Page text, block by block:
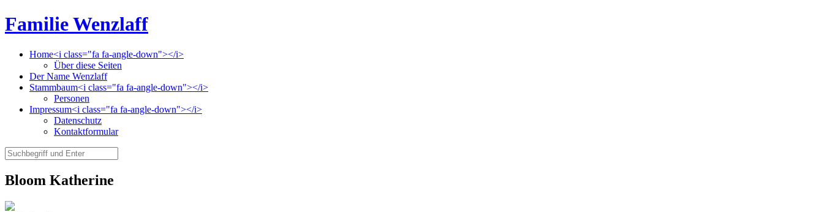
Familie Wenzlaff
Home<i class="fa fa-angle-down"></i>
Über diese Seiten
Der Name Wenzlaff
Stammbaum<i class="fa fa-angle-down"></i>
Personen
Impressum<i class="fa fa-angle-down"></i>
Datenschutz
Kontaktformular
Bloom Katherine